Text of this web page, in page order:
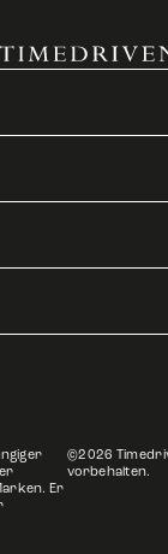
Er
©2026
vorbehalten.